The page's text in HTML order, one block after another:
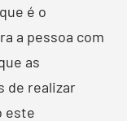
é o
a pessoa com
as
de realizar
este